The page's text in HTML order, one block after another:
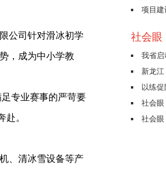
公司针对滑冰初学
，成为中小学教
专业赛事的严苛要
赴。
、清冰雪设备等产